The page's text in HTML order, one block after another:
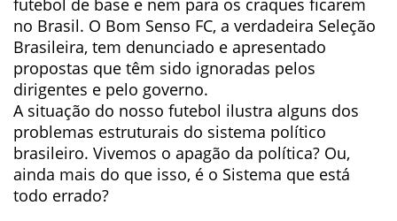
futebol de base e nem para os craques ficarem
no Brasil. O Bom Senso FC, a verdadeira Seleção
Brasileira, tem denunciado e apresentado
propostas que têm sido ignoradas pelos
dirigentes e pelo governo.
A situação do nosso futebol ilustra alguns dos
problemas estruturais do sistema político
brasileiro. Vivemos o apagão da política? Ou,
ainda mais do que isso, é o Sistema que está
todo errado?